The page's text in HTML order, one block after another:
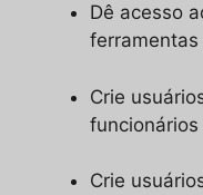
Dê acesso
Crie
funcionários
Crie